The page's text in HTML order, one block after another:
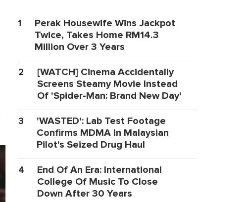
1
Perak Housewife Wins Jackpot
Twice, Takes Home RM14.3
Million Over 3 Years
2
[WATCH] Cinema Accidentally
Screens Steamy Movie Instead
Of 'Spider-Man: Brand New Day'
3
'WASTED': Lab Test Footage
Confirms MDMA In Malaysian
Pilot's Seized Drug Haul
4
End Of An Era: International
College Of Music To Close
Down After 30 Years